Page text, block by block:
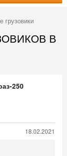
грузовики
В
250
18.02.2021